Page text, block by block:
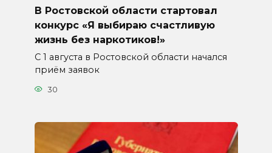
В Ростовской области стартовал
конкурс «Я выбираю счастливую
жизнь без наркотиков!»
С 1 августа в Ростовской области начался
приём заявок
30